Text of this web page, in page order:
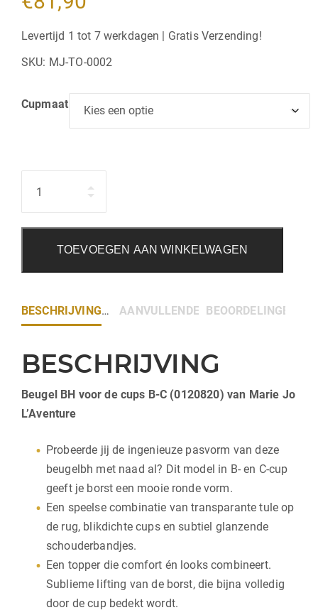
Levertijd 1 tot 7 werkdagen | Gratis Verzending!
SKU: MJ-TO-0002
Cupmaat
TOEVOEGEN AAN WINKELWAGEN
BESCHRIJVING AANVULLENDE INFORMATIE
BEOORDELINGEN (0)
BESCHRIJVING
Beugel BH voor de cups B-C (0120820) van Marie Jo
L’Aventure
Probeerde jij de ingenieuze pasvorm van deze
beugelbh met naad al? Dit model in B- en C-cup
geeft je borst een mooie ronde vorm.
Een speelse combinatie van transparante tule op
de rug, blikdichte cups en subtiel glanzende
schouderbandjes.
Een topper die comfort én looks combineert.
Sublieme lifting van de borst, die bijna volledig
door de cup bedekt wordt.